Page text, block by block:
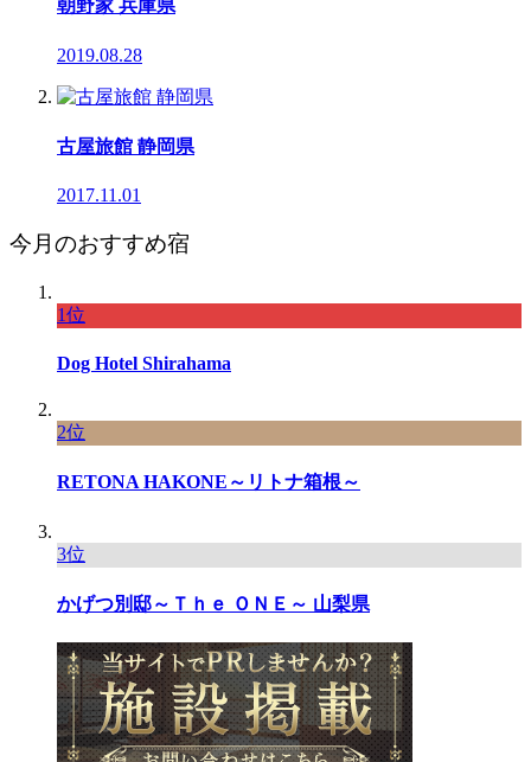
朝野家 兵庫県
2019.08.28
古屋旅館 静岡県
2017.11.01
今月のおすすめ宿
1位
Dog Hotel Shirahama
2位
RETONA HAKONE～リトナ箱根～
3位
かげつ別邸～Ｔｈｅ ＯＮＥ～ 山梨県